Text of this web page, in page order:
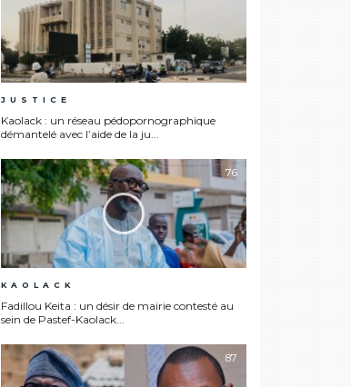
JUSTICE
Kaolack : un réseau pédopornographique
démantelé avec l’aide de la ju...
76
KAOLACK
Fadillou Keita : un désir de mairie contesté au
sein de Pastef-Kaolack...
87